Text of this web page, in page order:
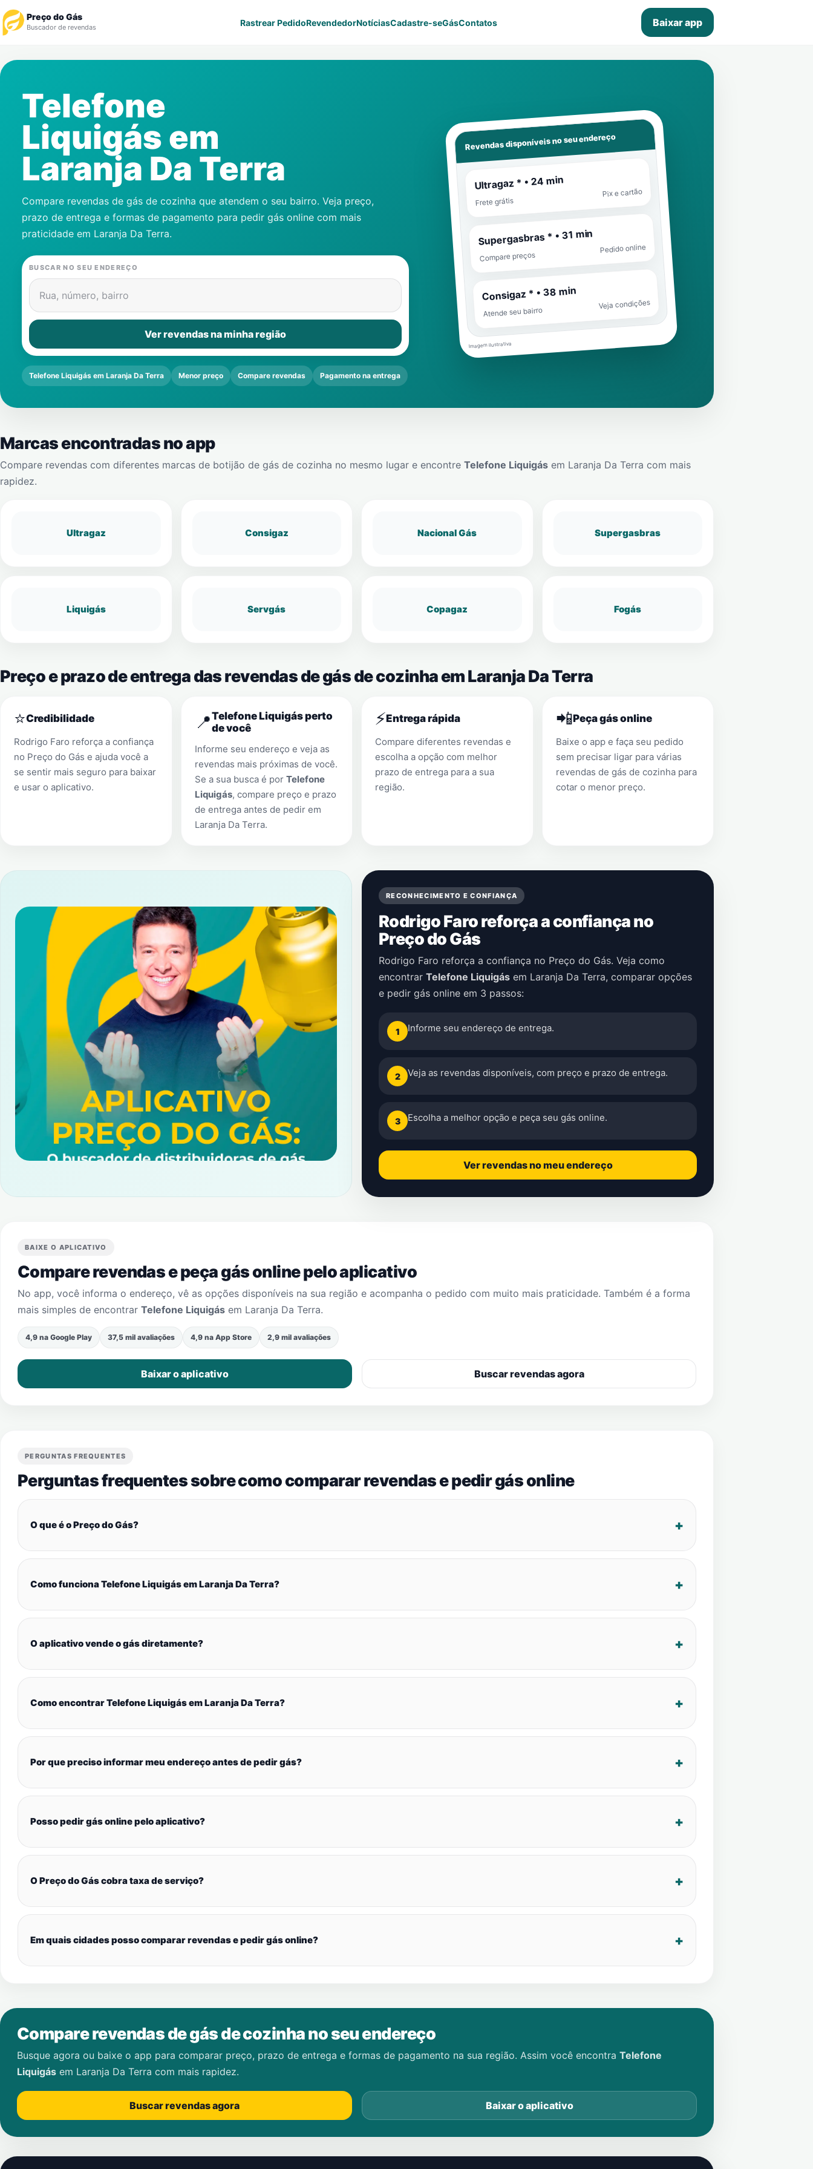
Preço do Gás
Buscador de revendas Rastrear PedidoRevendedorNotíciasCadastre-seGásContatos Baixar app
Revendedor
Notícias
Cadastre-se
Contatos
Telefone
Liquigás em
Laranja Da Terra
Compare revendas de gás de cozinha que atendem o seu bairro. Veja preço,
prazo de entrega e formas de pagamento para pedir gás online com mais
praticidade em Laranja Da Terra.
BUSCAR NO SEU ENDEREÇO
Rua, número, bairro
Ver revendas na minha região
Telefone Liquigás em Laranja Da Terra Menor preço Compare revendas Pagamento na entrega
Revendas disponíveis no seu endereço
Ultragaz * • 24 min
Frete grátis
Pix e cartão
Supergasbras * • 31 min
Compare preços
Pedido online
Consigaz * • 38 min
Atende seu bairro
Veja condições
Imagem ilustrativa
Marcas encontradas no app
Compare revendas com diferentes marcas de botijão de gás de cozinha no mesmo lugar e encontre Telefone Liquigás em Laranja Da Terra com mais
rapidez.
Ultragaz Consigaz Nacional Gás Supergasbras
Liquigás Servgás Copagaz Fogás
Preço e prazo de entrega das revendas de gás de cozinha em Laranja Da Terra
⭐Credibilidade
Rodrigo Faro reforça a confiança
no Preço do Gás e ajuda você a
se sentir mais seguro para baixar
e usar o aplicativo.
📍Telefone Liquigás perto
de você
Informe seu endereço e veja as
revendas mais próximas de você.
Se a sua busca é por Telefone
Liquigás, compare preço e prazo
de entrega antes de pedir em
Laranja Da Terra.
⚡Entrega rápida
Compare diferentes revendas e
escolha a opção com melhor
prazo de entrega para a sua
região.
📲Peça gás online
Baixe o app e faça seu pedido
sem precisar ligar para várias
revendas de gás de cozinha para
cotar o menor preço.
RECONHECIMENTO E CONFIANÇA
Rodrigo Faro reforça a confiança no
Preço do Gás
Rodrigo Faro reforça a confiança no Preço do Gás. Veja como
encontrar Telefone Liquigás em Laranja Da Terra, comparar opções
e pedir gás online em 3 passos:
1 Informe seu endereço de entrega.
2 Veja as revendas disponíveis, com preço e prazo de entrega.
3 Escolha a melhor opção e peça seu gás online.
Ver revendas no meu endereço
BAIXE O APLICATIVO
Compare revendas e peça gás online pelo aplicativo
No app, você informa o endereço, vê as opções disponíveis na sua região e acompanha o pedido com muito mais praticidade. Também é a forma
mais simples de encontrar Telefone Liquigás em Laranja Da Terra.
4,9 na Google Play 37,5 mil avaliações 4,9 na App Store 2,9 mil avaliações
Baixar o aplicativo Buscar revendas agora
PERGUNTAS FREQUENTES
Perguntas frequentes sobre como comparar revendas e pedir gás online
O que é o Preço do Gás?
Como funciona Telefone Liquigás em Laranja Da Terra?
O aplicativo vende o gás diretamente?
Como encontrar Telefone Liquigás em Laranja Da Terra?
Por que preciso informar meu endereço antes de pedir gás?
Posso pedir gás online pelo aplicativo?
O Preço do Gás cobra taxa de serviço?
Em quais cidades posso comparar revendas e pedir gás online?
Compare revendas de gás de cozinha no seu endereço
Busque agora ou baixe o app para comparar preço, prazo de entrega e formas de pagamento na sua região. Assim você encontra Telefone
Liquigás em Laranja Da Terra com mais rapidez.
Buscar revendas agora Baixar o aplicativo